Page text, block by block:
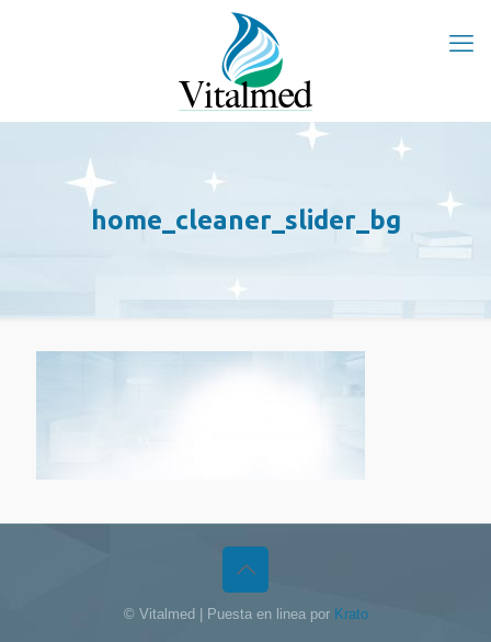
home_cleaner_slider_bg
© Vitalmed | Puesta en linea por Krato